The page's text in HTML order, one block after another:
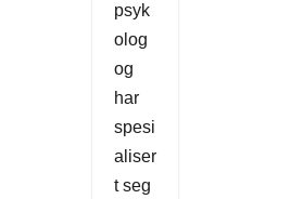
psyk
olog
og
har
spesi
aliser
t seg